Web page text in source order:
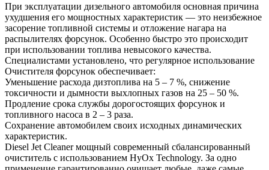
При эксплуатации дизельного автомобиля основная причина
ухудшения его мощностных характеристик — это неизбежное
засорение топливной системы и отложение нагара на
распылителях форсунок. Особенно быстро это происходит
при использовании топлива невысокого качества.
Специалистами установлено, что регулярное использование
Очистителя форсунок обеспечивает:
Уменьшение расхода дизтоплива на 5 – 7 %, снижение
токсичности и дымности выхлопных газов на 25 – 50 %.
Продление срока службы дорогостоящих форсунок и
топливного насоса в 2 – 3 раза.
Сохранение автомобилем своих исходных динамических
характеристик.
Diesel Jet Cleaner мощный современный сбалансированный
очиститель с использованием НуОх Technology. За одно